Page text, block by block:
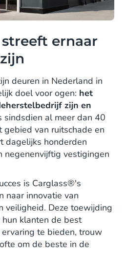
ernaar
deuren in Nederland in
doel voor ogen: het
zijn en
sindsdien al meer dan 40
gebied van ruitschade en
dagelijks honderden
negenenvijftig vestigingen
is Carglass®'s
naar innovatie van
veiligheid. Deze toewijding
klanten de best
te bieden, trouw
om de beste in de